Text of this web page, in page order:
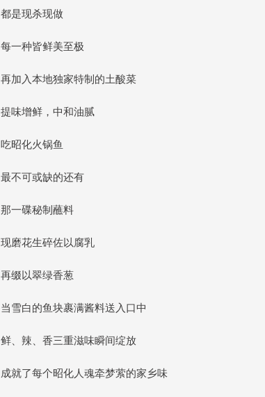
都是现杀现做
每一种皆鲜美至极
再加入本地独家特制的土酸菜
提味增鲜，中和油腻
吃昭化火锅鱼
最不可或缺的还有
那一碟秘制蘸料
现磨花生碎佐以腐乳
再缀以翠绿香葱
当雪白的鱼块裹满酱料送入口中
鲜、辣、香三重滋味瞬间绽放
成就了每个昭化人魂牵梦萦的家乡味